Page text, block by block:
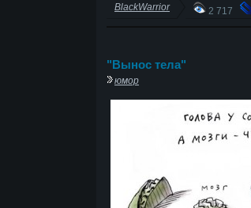
BlackWarrior 2 717
"Вынос тела"
юмор